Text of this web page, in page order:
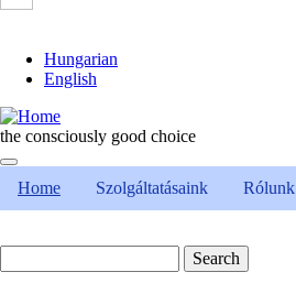
Hungarian
English
the consciously good choice
Home Szolgáltatásaink Rólunk